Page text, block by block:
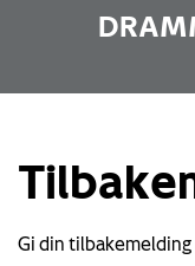
Gi din